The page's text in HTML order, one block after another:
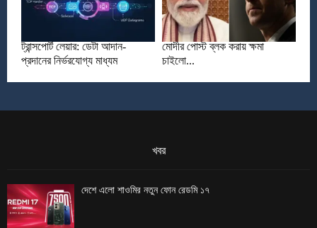
ট্রান্সপোর্ট লেয়ার: ডেটা আদান-
প্রদানের নির্ভরযোগ্য মাধ্যম
মোদীর পোস্ট ব্লক করায় ক্ষমা
চাইলো...
খবর
দেশে এলো শাওমির নতুন ফোন রেডমি ১৭